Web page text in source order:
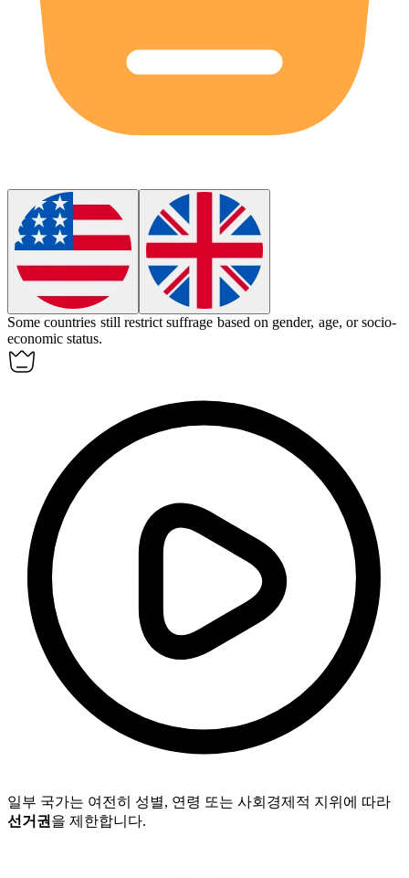
Some countries still restrictsuffrage based on gender, age, or socio-
economic status.
일부 국가는 여전히 성별, 연령 또는 사회경제적 지위에 따라
선거권 을 제한합니다.